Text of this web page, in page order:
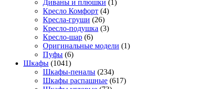
Диваны и плюшки (1)
Кресло Комфорт (4)
Кресла-груши (26)
Кресло-подушка (3)
Кресло-шар (6)
Оригинальные модели (1)
Пуфы (6)
Шкафы (1041)
Шкафы-пеналы (234)
Шкафы распашные (617)